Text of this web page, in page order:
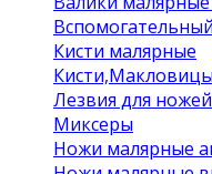
Кисти малярные
Кисти,Макловицы
Лезвия для ножей
Миксеры
Ножи малярные